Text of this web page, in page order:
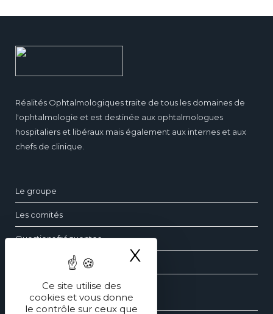
Ce site utilise des
cookies et vous donne
le contrôle sur ceux que
X Masquer le
Réalités Ophtalmologiques traite de tous les domaines de
l'ophtalmologie et est destinée aux ophtalmologues
hospitaliers et libéraux mais également aux internes et aux
chefs de clinique.
Le groupe
Les comités
Questions fréquentes
Les dossiers d’ophtalmologie